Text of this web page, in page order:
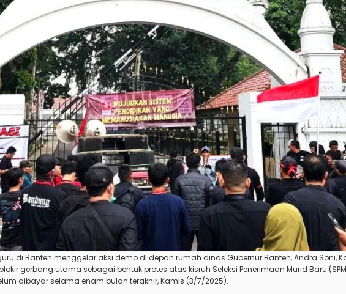
di Banten menggelar aksi demo di depan rumah dinas Gubernur Banten, Andra Soni,
gerbang utama sebagai bentuk protes atas kisruh Seleksi Penerimaan Murid Baru
dibayar selama enam bulan terakhir, Kamis (3/7/2025).